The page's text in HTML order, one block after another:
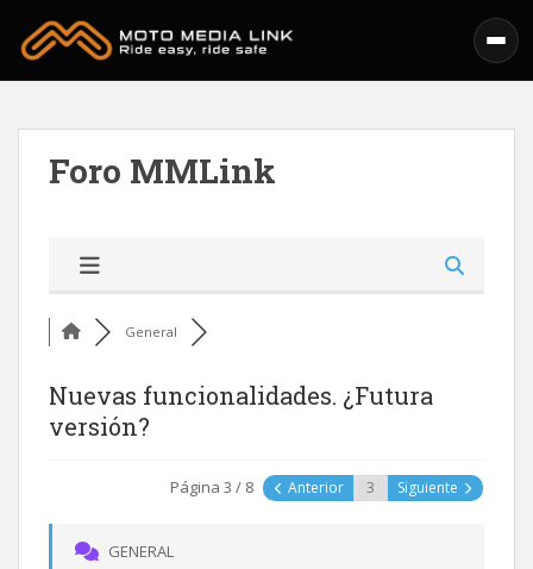
Foro MMLink
General
Nuevas funcionalidades. ¿Futura
versión?
Página 3 / 8 Anterior Siguiente
GENERAL